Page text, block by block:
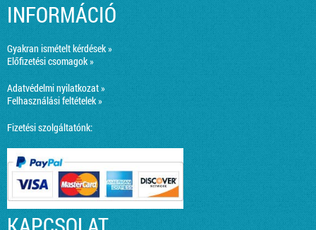
INFORMÁCIÓ
Gyakran ismételt kérdések »
Előfizetési csomagok »
Adatvédelmi nyilatkozat »
Felhasználási feltételek »
Fizetési szolgáltatónk: